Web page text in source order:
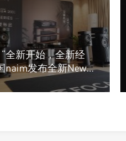
全新开始，全新经
naim发布全新New
200系列产品！